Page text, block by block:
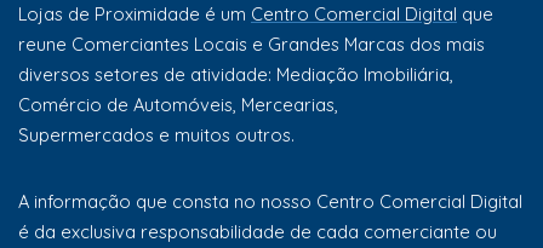
Lojas de Proximidade é um Centro Comercial Digital que
reune Comerciantes Locais e Grandes Marcas dos mais
diversos setores de atividade: Mediação Imobiliária,
Comércio de Automóveis, Mercearias,
Supermercados e muitos outros.
A informação que consta no nosso Centro Comercial Digital
é da exclusiva responsabilidade de cada comerciante ou